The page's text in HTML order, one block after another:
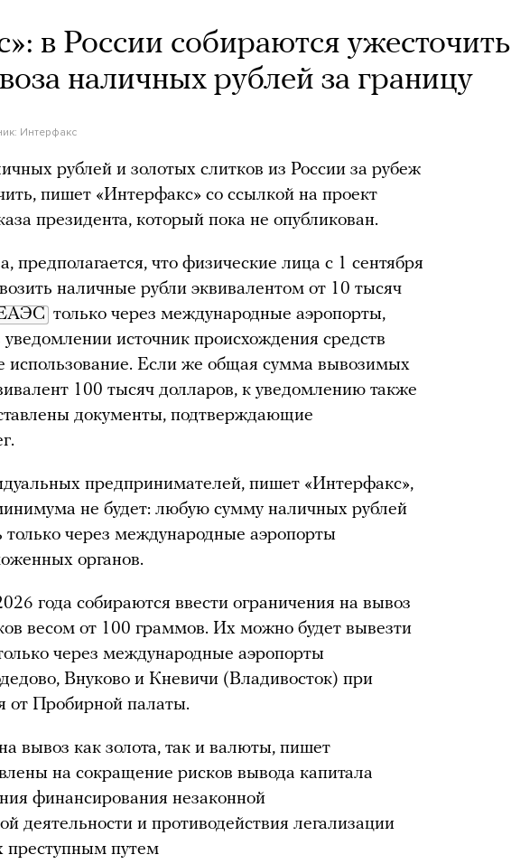
в России собираются ужесточить
наличных рублей за границу
Интерфакс
рублей и золотых слитков из России за рубеж
пишет «Интерфакс» со ссылкой на проект
президента, который пока не опубликован.
предполагается, что физические лица с 1 сентября
наличные рубли эквивалентом от 10 тысяч
только через международные аэропорты,
источник происхождения средств
использование. Если же общая сумма вывозимых
100 тысяч долларов, к уведомлению также
документы, подтверждающие
предпринимателей, пишет «Интерфакс»,
не будет: любую сумму наличных рублей
только через международные аэропорты
органов.
года собираются ввести ограничения на вывоз
весом от 100 граммов. Их можно будет вывезти
через международные аэропорты
Внуково и Кневичи (Владивосток) при
от Пробирной палаты.
вывоз как золота, так и валюты, пишет
на сокращение рисков вывода капитала
финансирования незаконной
деятельности и противодействия легализации
преступным путем